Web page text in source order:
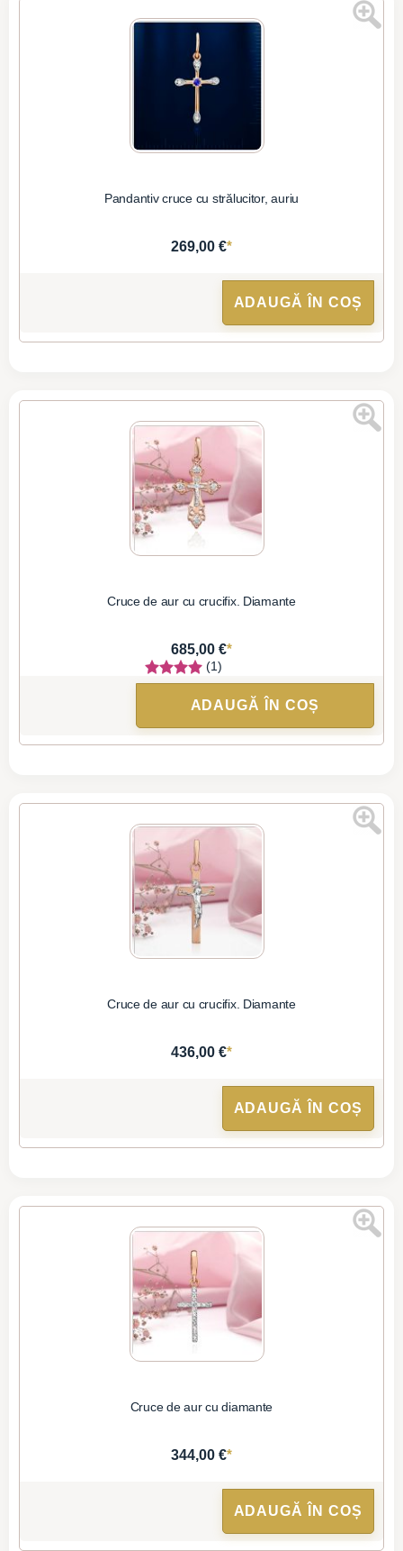
Pandantiv cruce cu strălucitor, auriu
269,00 €*
ADAUGĂ ÎN COȘ
Cruce de aur cu crucifix. Diamante
685,00 €*
(1)
ADAUGĂ ÎN COȘ
Cruce de aur cu crucifix. Diamante
436,00 €*
ADAUGĂ ÎN COȘ
Cruce de aur cu diamante
344,00 €*
ADAUGĂ ÎN COȘ